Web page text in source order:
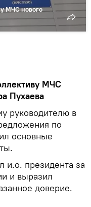
МЧС нового
МЧС
Пухаева
руководителю в
по
основные
и.о. президента за
и выразил
доверие.